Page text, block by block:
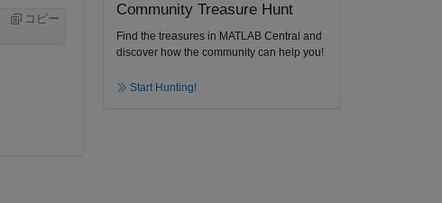
コピー
Community Treasure Hunt
Find the treasures in MATLAB Central and
discover how the community can help you!
Start Hunting!